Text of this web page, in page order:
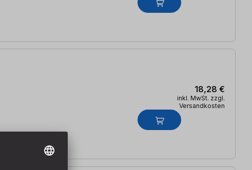
18,28 €
inkl. MwSt. zzgl.
Versandkosten